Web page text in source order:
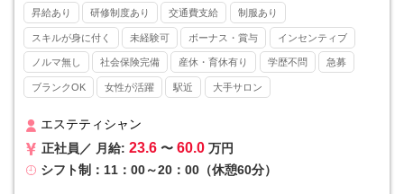
・カルテ作成
※お客様の8割以上がひげ脱毛です。
■■ メンズクリアとは ■■
メンズ美容が注目され始めた2013年にスタートし、現在では全国47
都道府県すべてに店舗をかまえるリーディングカンパニーとして高い
を集めています。
■■ 他社と差を付けるマーケティング力 ■■
自社のマーケティング部門によってYoutube、twitter（x）、Instagra
昇給あり 研修制度あり 交通費支給 制服あり
スキルが身に付く 未経験可 ボーナス・賞与 インセンティブ
ノルマ無し 社会保険完備 産休・育休有り 学歴不問 急募
ブランクOK 女性が活躍 駅近 大手サロン
エステティシャン
正社員／ 月給: 23.6 〜 60.0 万円
シフト制：11：00～20：00（休憩60分）